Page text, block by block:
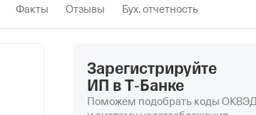
Факты Отзывы Бух. отчетность
Зарегистрируйте
ИП в Т‑Банке
Поможем подобрать коды ОКВЭД